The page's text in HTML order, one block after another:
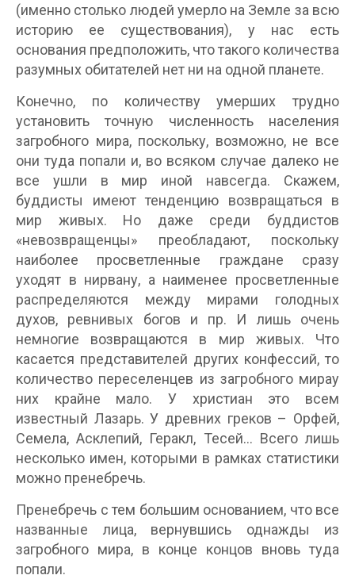
(именно столько людей умерло на Земле за всю
историю ее существования), у нас есть
основания предположить, что такого количества
разумных обитателей нет ни на одной планете.
Конечно, по количеству умерших трудно
установить точную численность населения
загробного мира, поскольку, возможно, не все
они туда попали и, во всяком случае далеко не
все ушли в мир иной навсегда. Скажем,
буддисты имеют тенденцию возвращаться в
мир живых. Но даже среди буддистов
«невозвращенцы» преобладают, поскольку
наиболее просветленные граждане сразу
уходят в нирвану, а наименее просветленные
распределяются между мирами голодных
духов, ревнивых богов и пр. И лишь очень
немногие возвращаются в мир живых. Что
касается представителей других конфессий, то
количество переселенцев из загробного мирау
них крайне мало. У христиан это всем
известный Лазарь. У древних греков – Орфей,
Семела, Асклепий, Геракл, Тесей… Всего лишь
несколько имен, которыми в рамках статистики
можно пренебречь.
Пренебречь с тем большим основанием, что все
названные лица, вернувшись однажды из
загробного мира, в конце концов вновь туда
попали.